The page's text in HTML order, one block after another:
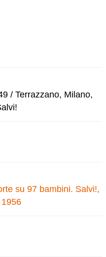
/ Terrazzano, Milano,
su 97 bambini. Salvi!,